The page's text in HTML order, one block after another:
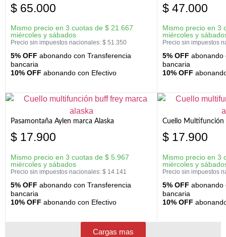
$ 65.000
Mismo precio en 3 cuotas de $ 21.667
miércoles y sábados
Precio sin impuestos nacionales: $ 51.350
5% OFF abonando con Transferencia
bancaria
10% OFF abonando con Efectivo
$ 47.000
Mismo precio en 3
miércoles y
Precio sin impuestos
5% OFF abonando
bancaria
10% OFF
Pasamontaña Aylen marca Alaska
$ 17.900
Mismo precio en 3 cuotas de $ 5.967
miércoles y sábados
Precio sin impuestos nacionales: $ 14.141
5% OFF abonando con Transferencia
bancaria
10% OFF abonando con Efectivo
Cuello Multifunción
$ 17.900
Mismo precio en 3
miércoles y
Precio sin impuestos
5% OFF abonando
bancaria
10% OFF
Cargas mas